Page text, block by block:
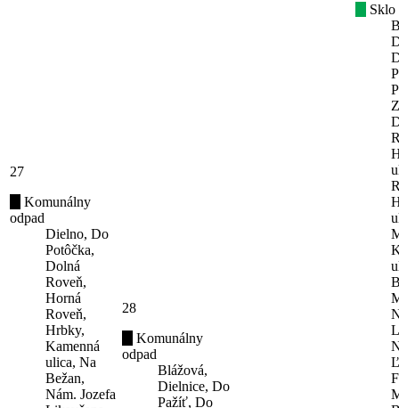
27
Komunálny
odpad
Dielno, Do
Potôčka,
Dolná
Roveň,
Horná
Roveň,
Hrbky,
Kamenná
ulica, Na
Bežan,
Nám. Jozefa
28
Komunálny
odpad
Blážová,
Dielnice, Do
Pažíť, Do
Sklo